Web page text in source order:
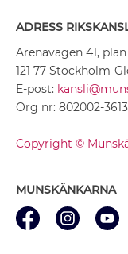
ADRESS
Arenavägen 41, plan
121 77 Stockholm-
E-post:
Org nr: 802002-3613
Copyright ©
MUNSKÄNKARNA